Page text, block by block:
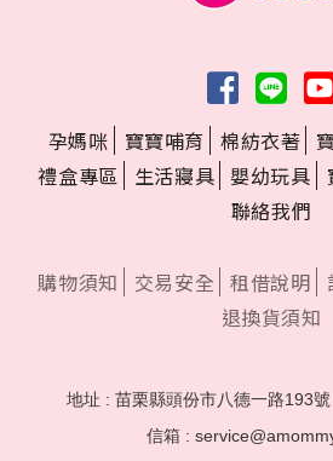
孕媽咪 寶寶哺育 棉紡衣著
禮盒專區
生活寢具 嬰幼玩具
聯絡我們
購物須知 交易安全 租借說明
退換貨須知
地址 : 苗栗縣頭份市八德一路193號
信箱 :